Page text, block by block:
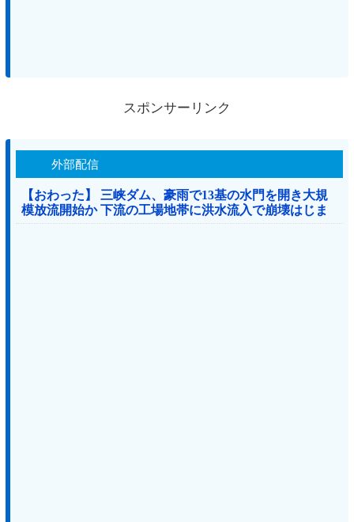
スポンサーリンク
外部配信
【おわった】 三峡ダム、豪雨で13基の水門を開き大規
模放流開始か 下流の工場地帯に洪水流入で崩壊はじま
る